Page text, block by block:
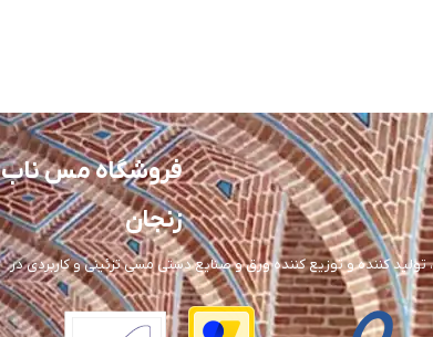
فروشگاه مس ناب
زنجان
کننده و توزیع کننده ورق و صنایع دستی مسی تزئینی و کاربردی در